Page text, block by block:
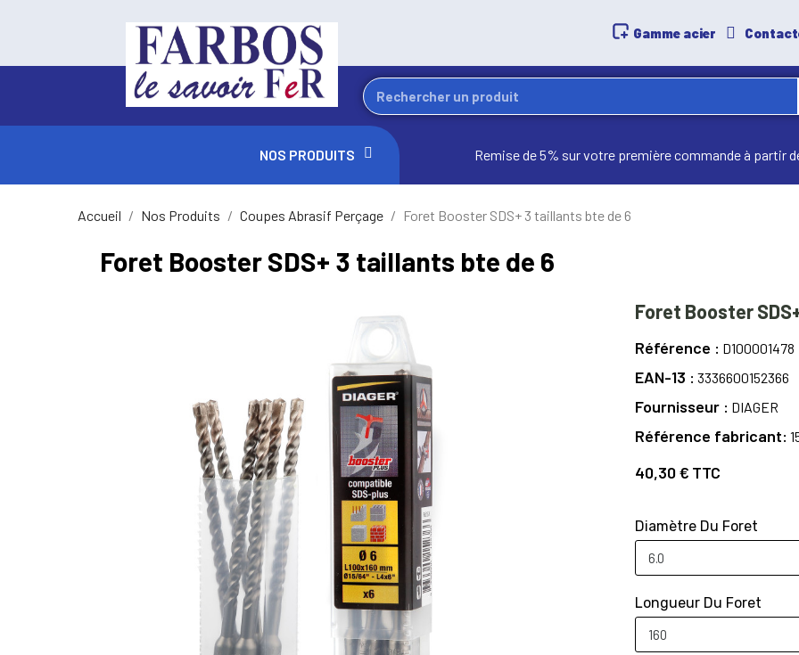
Gamme acier
NOS PRODUITS Remise de 5% sur votre première commande à partir
Accueil Nos Produits Coupes Abrasif Perçage Foret Booster SDS+ 3 taillants bte de 6
Foret Booster SDS+ 3 taillants bte de 6
Foret Booster
Référence D100001478
EAN-13 3336600152366
Fournisseur DIAGER
Référence fabricant
40,30 € TTC
Diamètre Du Foret
Longueur Du Foret